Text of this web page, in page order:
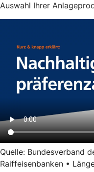
Auswahl Ihrer
Quelle: Bundesverband
Raiffeisenbanken •